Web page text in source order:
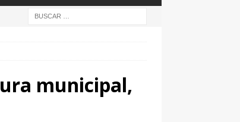
municipal,